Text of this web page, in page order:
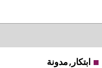
ابتكار, مدونة